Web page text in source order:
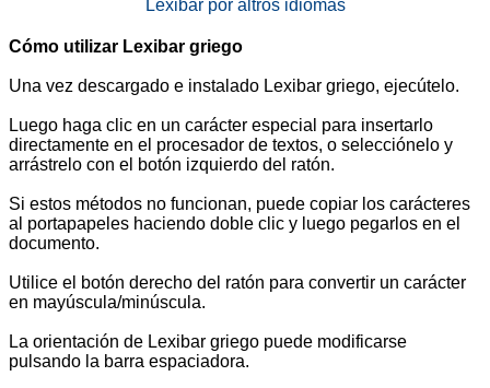
Lexibar por altros idiomas
Cómo utilizar Lexibar griego
Una vez descargado e instalado Lexibar griego, ejecútelo.
Luego haga clic en un carácter especial para insertarlo
directamente en el procesador de textos, o selecciónelo y
arrástrelo con el botón izquierdo del ratón.
Si estos métodos no funcionan, puede copiar los carácteres
al portapapeles haciendo doble clic y luego pegarlos en el
documento.
Utilice el botón derecho del ratón para convertir un carácter
en mayúscula/minúscula.
La orientación de Lexibar griego puede modificarse
pulsando la barra espaciadora.